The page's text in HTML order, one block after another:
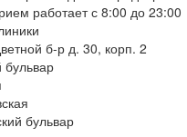
работает с 8:00 до 23:00
б-р д. 30, корп. 2
бульвар
бульвар